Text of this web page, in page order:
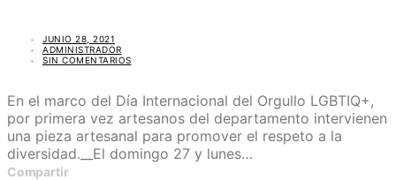
JUNIO 28, 2021
ADMINISTRADOR
SIN COMENTARIOS
En el marco del Día Internacional del Orgullo LGBTIQ+,
por primera vez artesanos del departamento intervienen
una pieza artesanal para promover el respeto a la
diversidad.__El domingo 27 y lunes…
Compartir